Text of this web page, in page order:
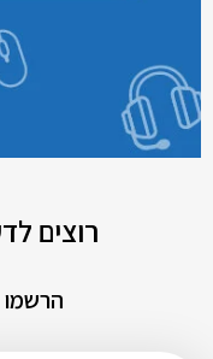
רוצים
הרשמו